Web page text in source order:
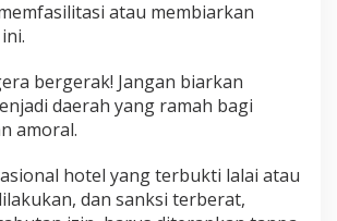
atau membiarkan
bergerak! Jangan biarkan
daerah yang ramah bagi
amoral.
hotel yang terbukti lalai atau
dan sanksi terberat,